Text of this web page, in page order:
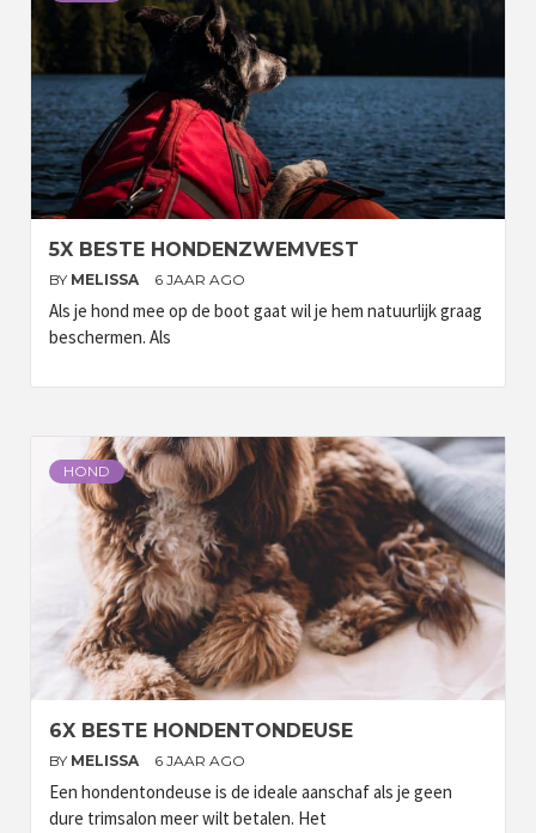
5X BESTE HONDENZWEMVEST
BY MELISSA 6 JAAR AGO
Als je hond mee op de boot gaat wil je hem natuurlijk graag
beschermen. Als
HOND
6X BESTE HONDENTONDEUSE
BY MELISSA 6 JAAR AGO
Een hondentondeuse is de ideale aanschaf als je geen
dure trimsalon meer wilt betalen. Het